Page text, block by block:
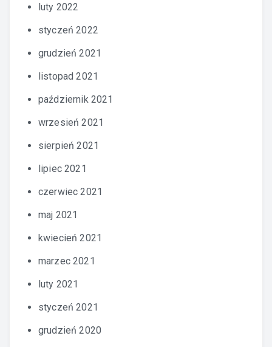
luty 2022
styczeń 2022
grudzień 2021
listopad 2021
październik 2021
wrzesień 2021
sierpień 2021
lipiec 2021
czerwiec 2021
maj 2021
kwiecień 2021
marzec 2021
luty 2021
styczeń 2021
grudzień 2020